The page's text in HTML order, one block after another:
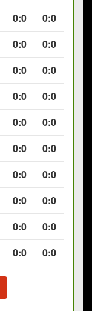
0:0
0:0
0:0
0:0
0:0
0:0
0:0
0:0
0:0
0:0
0:0
0:0
0:0
0:0
0:0
0:0
0:0
0:0
0:0 0:0